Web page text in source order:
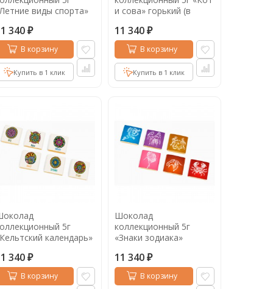
виды спорта»
340 ₽
В корзину
Купить в 1 клик
и сова» горький (в
11 340 ₽
В корзину
Купить в 1 клик
5г
календарь»
340 ₽
В корзину
Шоколад
коллекционный 5г
«Знаки зодиака»
1000шт)
11 340 ₽
В корзину